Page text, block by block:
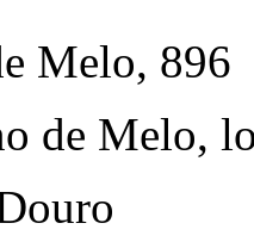
Melo, 896
de Melo,